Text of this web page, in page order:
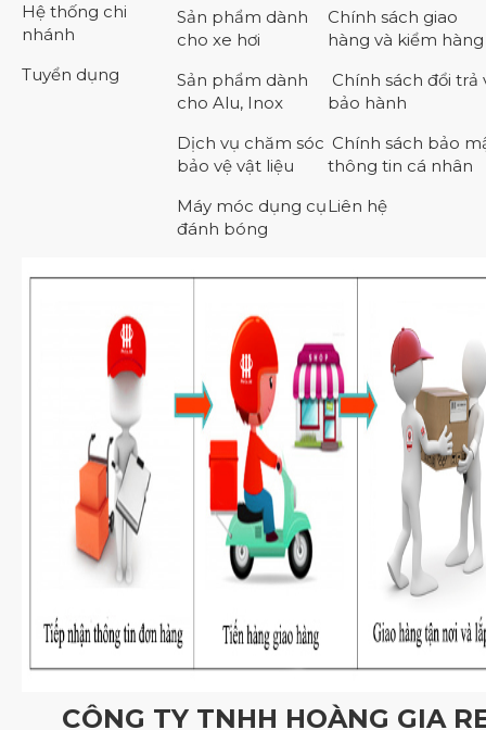
Hệ thống chi
nhánh
Tuyển dụng
Sản phẩm dành
cho xe hơi
Sản phẩm dành
cho Alu, Inox
Dịch vụ chăm sóc
bảo vệ vật liệu
Máy móc dụng cụ
đánh bóng
Chính sách giao
hàng và kiểm hàng
Chính sách đổi trả
bảo hành
Chính sách bảo
thông tin cá nhân
Liên hệ
CÔNG TY TNHH HOÀNG GIA